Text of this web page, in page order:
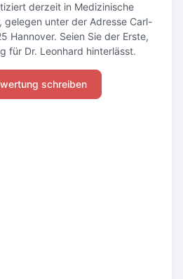
derzeit in Medizinische
gelegen unter der Adresse Carl-
Hannover. Seien Sie der Erste,
für Dr. Leonhard hinterlässt.
schreiben